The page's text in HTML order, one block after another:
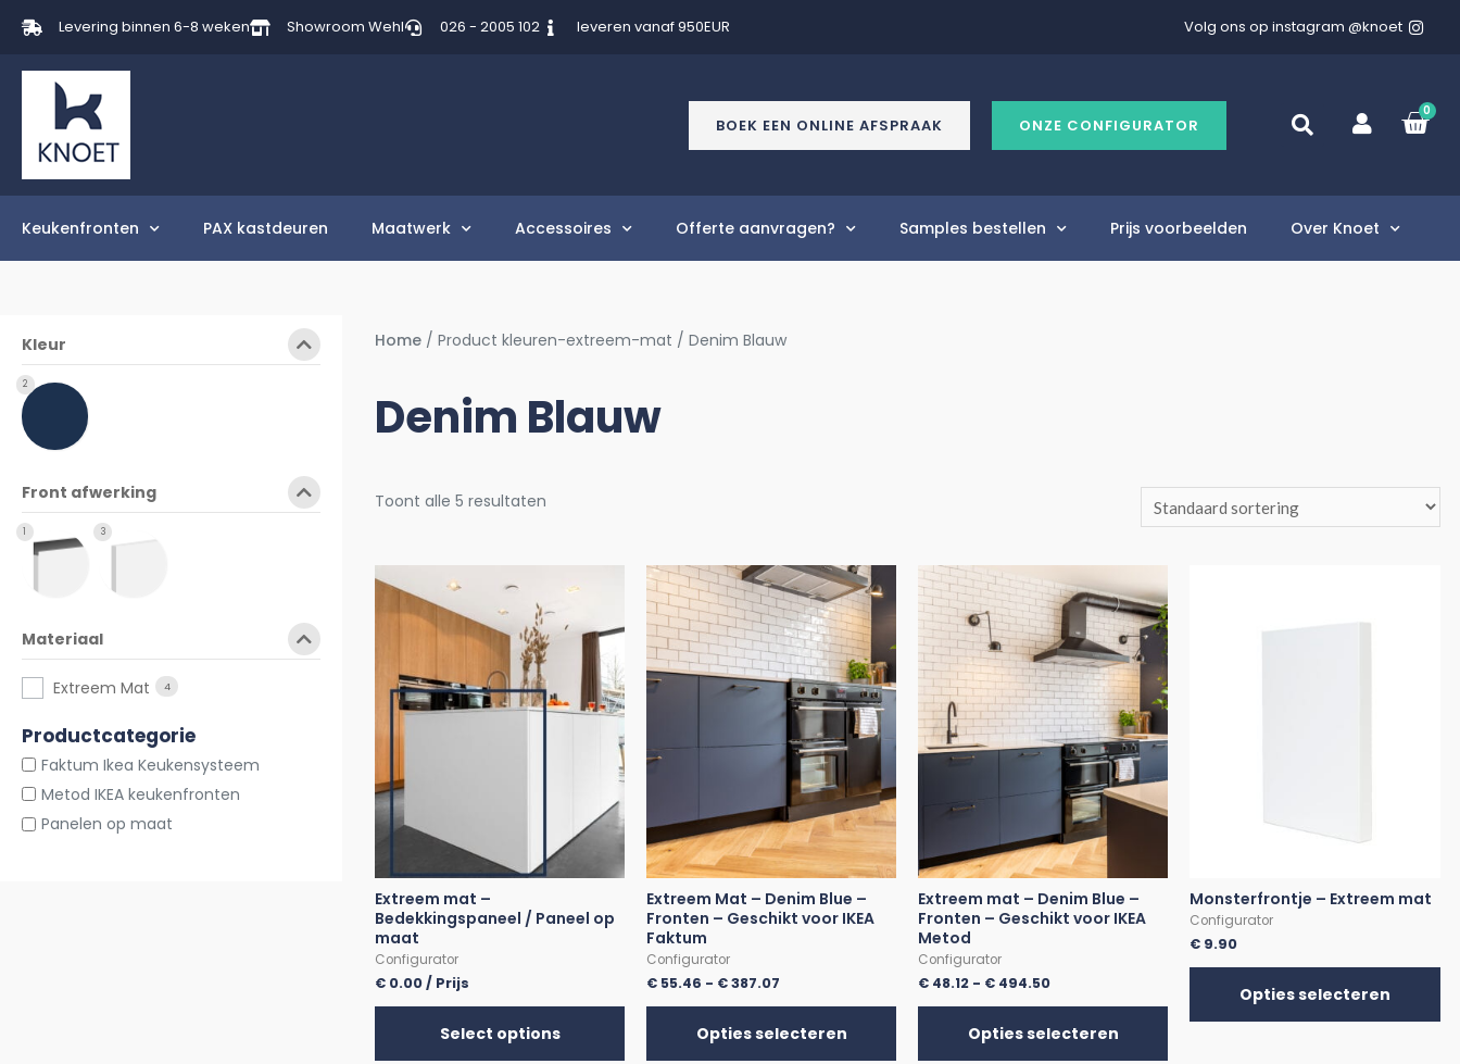
Levering binnen 6-8 weken Showroom Wehl 026 - 2005 102 leveren vanaf 950EUR Volg ons op instagram @knoet
BOEK EEN ONLINE AFSPRAAK ONZE CONFIGURATOR
0
Keukenfronten PAX kastdeuren Maatwerk Accessoires Offerte aanvragen? Samples bestellen Prijs voorbeelden Over Knoet
Kleur
2
Front afwerking
1 3
Materiaal
Extreem Mat 4
Productcategorie
Faktum Ikea Keukensysteem
Metod IKEA keukenfronten
Panelen op maat
Home / Product kleuren-extreem-mat / Denim Blauw
Denim Blauw
Toont alle 5 resultaten
Extreem mat –
Bedekkingspaneel / Paneel op
maat
Configurator
€ 0.00/ Prijs
Select options
Extreem Mat – Denim Blue –
Fronten – Geschikt voor IKEA
Faktum
Configurator
€ 55.46 - €387.07
Opties selecteren
Extreem mat – Denim Blue –
Fronten – Geschikt voor IKEA
Metod
Configurator
€ 48.12 - € 494.50
Opties selecteren
Monsterfrontje – Extreem mat
Configurator
€ 9.90
Opties selecteren